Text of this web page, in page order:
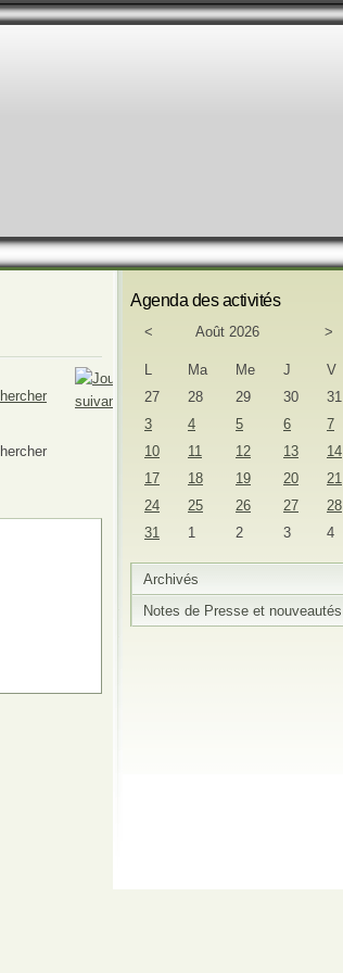
Agenda des activités
< Août 2026 >
L Ma Me J V
27
28 29 30 31
3
4 5 6 7
10
11 12 13 14
17
18 19 20 21
24
25 26 27 28
31
1 2 3 4
Archivés
Notes de Presse et nouveautés